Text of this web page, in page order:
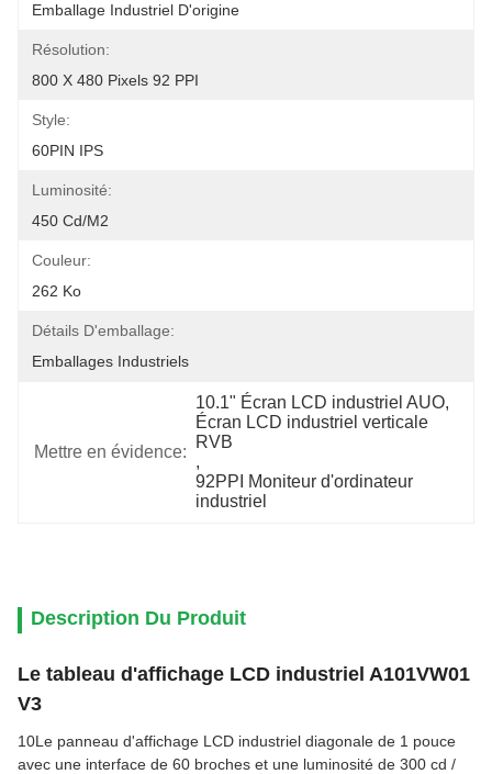
Emballage Industriel D'origine
Résolution:
800 X 480 Pixels 92 PPI
Style:
60PIN IPS
Luminosité:
450 Cd/m2
Couleur:
262 Ko
Détails D'emballage:
Emballages Industriels
Mettre en évidence:
10.1" Écran LCD industriel AUO,
Écran LCD industriel verticale
RVB
,
92PPI Moniteur d'ordinateur
industriel
Description Du Produit
Le tableau d'affichage LCD industriel A101VW01
V3
10Le panneau d'affichage LCD industriel diagonale de 1 pouce
avec une interface de 60 broches et une luminosité de 300 cd /